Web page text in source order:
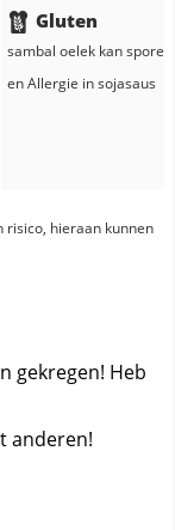
Gluten
sambal oelekkan sporen
enAllergie insojasaus
risico, hieraan kunnen
gekregen! Heb
anderen!